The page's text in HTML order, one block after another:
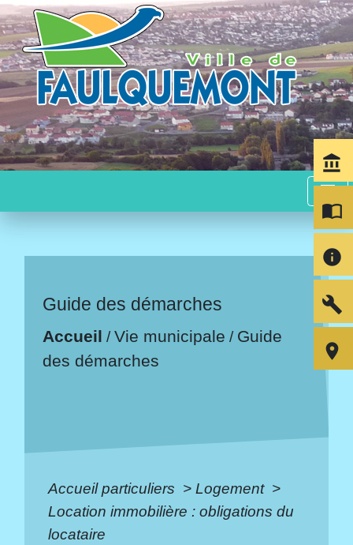
menu
Guide des démarches
Accueil /Vie municipale / Guide
des démarches
Accueil particuliers > Logement >
Location immobilière : obligations du
locataire
account_balance
import_contacts
info
build
room